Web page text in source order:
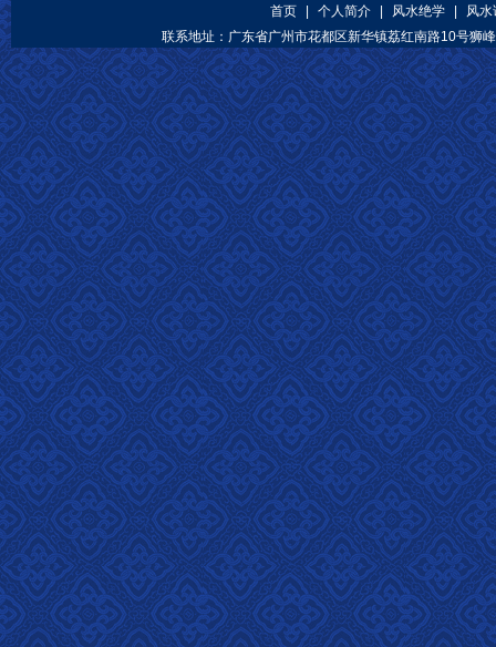
首页
个人简介 风水绝学
风水
联系地址：广东省广州市花都区新华镇荔红南路10号狮